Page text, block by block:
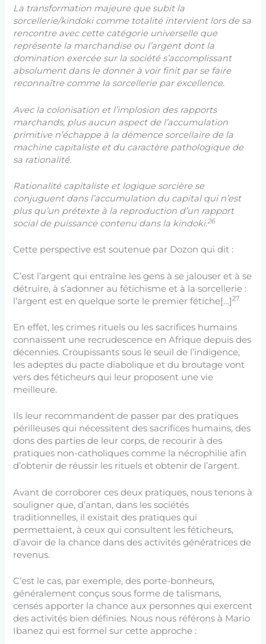
La transformation majeure que subit la
sorcellerie/kindoki comme totalité intervient lors de sa
rencontre avec cette catégorie universelle que
représente la marchandise ou l’argent dont la
domination exercée sur la société s’accomplissant
absolument dans le donner à voir finit par se faire
reconnaître comme la sorcellerie par excellence.
Avec la colonisation et l’implosion des rapports
marchands, plus aucun aspect de l’accumulation
primitive n’échappe à la démence sorcellaire de la
machine capitaliste et du caractère pathologique de
sa rationalité.
Rationalité capitaliste et logique sorcière se
conjuguent dans l’accumulation du capital qui n’est
plus qu’un prétexte à la reproduction d’un rapport
social de puissance contenu dans la kindoki.26
Cette perspective est soutenue par Dozon qui dit :
C’est l’argent qui entraîne les gens à se jalouser et à se
détruire, à s’adonner au fétichisme et à la sorcellerie :
l’argent est en quelque sorte le premier fétiche[…]27.
En effet, les crimes rituels ou les sacrifices humains
connaissent une recrudescence en Afrique depuis des
décennies. Croupissants sous le seuil de l’indigence,
les adeptes du pacte diabolique et du broutage vont
vers des féticheurs qui leur proposent une vie
meilleure.
Ils leur recommandent de passer par des pratiques
périlleuses qui nécessitent des sacrifices humains, des
dons des parties de leur corps, de recourir à des
pratiques non-catholiques comme la nécrophilie afin
d’obtenir de réussir les rituels et obtenir de l’argent.
Avant de corroborer ces deux pratiques, nous tenons à
souligner que, d’antan, dans les sociétés
traditionnelles, il existait des pratiques qui
permettaient, à ceux qui consultent les féticheurs,
d’avoir de la chance dans des activités génératrices de
revenus.
C’est le cas, par exemple, des porte-bonheurs,
généralement conçus sous forme de talismans,
censés apporter la chance aux personnes qui exercent
des activités bien définies. Nous nous référons à Mario
Ibanez qui est formel sur cette approche :